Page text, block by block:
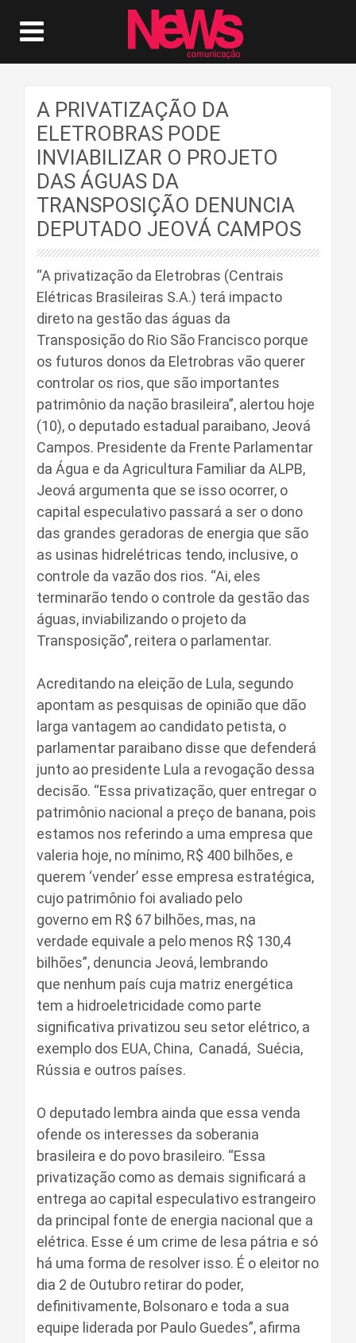
A PRIVATIZAÇÃO DA
ELETROBRAS PODE
INVIABILIZAR O PROJETO
DAS ÁGUAS DA
TRANSPOSIÇÃO DENUNCIA
DEPUTADO JEOVÁ CAMPOS
“A privatização da Eletrobras (Centrais
Elétricas Brasileiras S.A.) terá impacto
direto na gestão das águas da
Transposição do Rio São Francisco porque
os futuros donos da Eletrobras vão querer
controlar os rios, que são importantes
patrimônio da nação brasileira”, alertou hoje
(10), o deputado estadual paraibano, Jeová
Campos. Presidente da Frente Parlamentar
da Água e da Agricultura Familiar da ALPB,
Jeová argumenta que se isso ocorrer, o
capital especulativo passará a ser o dono
das grandes geradoras de energia que são
as usinas hidrelétricas tendo, inclusive, o
controle da vazão dos rios. “Ai, eles
terminarão tendo o controle da gestão das
águas, inviabilizando o projeto da
Transposição”, reitera o parlamentar.
Acreditando na eleição de Lula, segundo
apontam as pesquisas de opinião que dão
larga vantagem ao candidato petista, o
parlamentar paraibano disse que defenderá
junto ao presidente Lula a revogação dessa
decisão. “Essa privatização, quer entregar o
patrimônio nacional a preço de banana, pois
estamos nos referindo a uma empresa que
valeria hoje, no mínimo, R$ 400 bilhões, e
querem ‘vender’ esse empresa estratégica,
cujo patrimônio foi avaliado pelo
governo em R$ 67 bilhões, mas, na
verdade equivale a pelo menos R$ 130,4
bilhões”, denuncia Jeová, lembrando
que nenhum país cuja matriz energética
tem a hidroeletricidade como parte
significativa privatizou seu setor elétrico, a
exemplo dos EUA, China, Canadá, Suécia,
Rússia e outros países.
O deputado lembra ainda que essa venda
ofende os interesses da soberania
brasileira e do povo brasileiro. “Essa
privatização como as demais significará a
entrega ao capital especulativo estrangeiro
da principal fonte de energia nacional que a
elétrica. Esse é um crime de lesa pátria e só
há uma forma de resolver isso. É o eleitor no
dia 2 de Outubro retirar do poder,
definitivamente, Bolsonaro e toda a sua
equipe liderada por Paulo Guedes”, afirma